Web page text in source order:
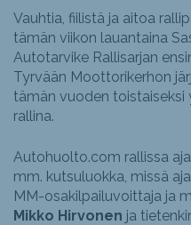
Vauhtia, fiilistä ja aitoa
tämän viikon lauantaina
Autotarvike Rallisarjan
Tyrvään Moottorikerhon
tämän vuoden toistaiseksi
rallina.
Autohuolto.com rallissa
mm. kutsuluokka, missä
MM-osakilpailuvoittaja ja
Mikko Hirvonen ja